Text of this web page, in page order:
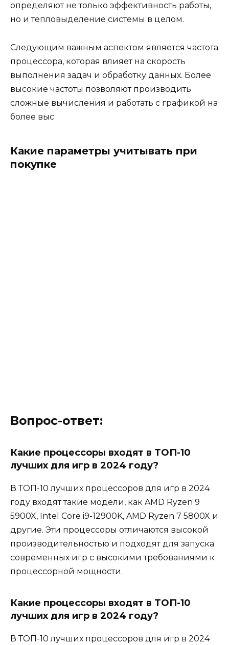
определяют не только эффективность работы,
но и тепловыделение системы в целом.
Следующим важным аспектом является частота
процессора, которая влияет на скорость
выполнения задач и обработку данных. Более
высокие частоты позволяют производить
сложные вычисления и работать с графикой на
более выс
Какие параметры учитывать при
покупке
Вопрос-ответ:
Какие процессоры входят в ТОП-10
лучших для игр в 2024 году?
В ТОП-10 лучших процессоров для игр в 2024
году входят такие модели, как AMD Ryzen 9
5900X, Intel Core i9-12900K, AMD Ryzen 7 5800X и
другие. Эти процессоры отличаются высокой
производительностью и подходят для запуска
современных игр с высокими требованиями к
процессорной мощности.
Какие процессоры входят в ТОП-10
лучших для игр в 2024 году?
В ТОП-10 лучших процессоров для игр в 2024